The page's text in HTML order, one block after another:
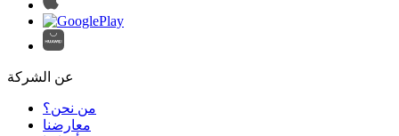
عن الشركة
من نحن؟